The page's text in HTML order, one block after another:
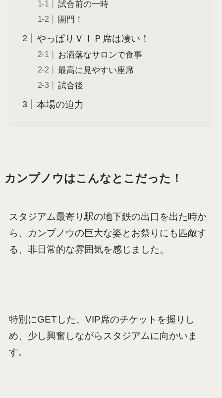
試合前の一時
開門！
やっぱりＶＩＰ席は凄い！
お洒落なサロンで食事
最高に見やすい座席
試合後
本場の迫力
カンプノウはこんなとこだった！
スタジアム最寄り駅の地下鉄の出口を出た時か
ら、カンプノウの巨大な姿とお祭りにも匹敵す
る、非日常的な雰囲気を感じました。
特別にGETした、VIP席のチケットを握りし
め、少し興奮しながらスタジアムに向かいま
す。